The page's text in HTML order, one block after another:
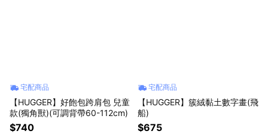
宅配商品
【HUGGER】好飽包跨肩包 兒童
款(獨角獸)(可調背帶60-112cm)
$740
宅配商品
【HUGGER】簇絨黏土數字畫(飛
船)
$675